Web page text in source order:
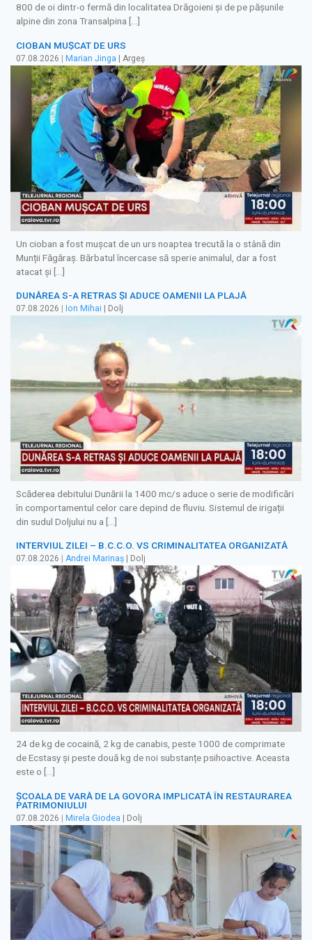
800 de oi dintr-o fermă din localitatea Drăgoieni și de pe pășunile
alpine din zona Transalpina […]
CIOBAN MUȘCAT DE URS
07.08.2026 | Marian Jinga | Argeș
Un cioban a fost mușcat de un urs noaptea trecută la o stână din
Munții Făgăraș. Bărbatul încercase să sperie animalul, dar a fost
atacat și […]
DUNĂREA S-A RETRAS ŞI ADUCE OAMENII LA PLAJĂ
07.08.2026 Ion Mihai | Dolj
Scăderea debitului Dunării la 1400 mc/s aduce o serie de modificări
în comportamentul celor care depind de fluviu. Sistemul de irigații
din sudul Doljului nu a […]
INTERVIUL ZILEI – B.C.C.O. VS CRIMINALITATEA ORGANIZATĂ
07.08.2026 Andrei Marinaș | Dolj
24 de kg de cocaină, 2 kg de canabis, peste 1000 de comprimate
de Ecstasy și peste două kg de noi substanțe psihoactive. Aceasta
este o […]
ȘCOALA DE VARĂ DE LA GOVORA IMPLICATĂ ÎN RESTAURAREA
PATRIMONIULUI
07.08.2026 | Mirela Giodea | Dolj